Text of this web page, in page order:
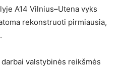
A14 Vilnius–Utena vyks
rekonstruoti pirmiausia,
valstybinės reikšmės